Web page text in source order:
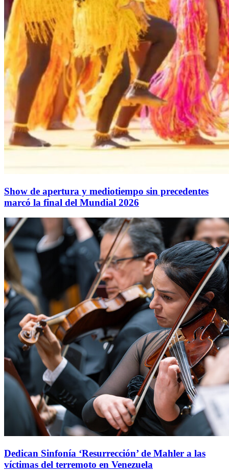
Show de apertura y mediotiempo sin precedentes
marcó la final del Mundial 2026
Dedican Sinfonía ‘Resurrección’ de Mahler a las
víctimas del terremoto en Venezuela